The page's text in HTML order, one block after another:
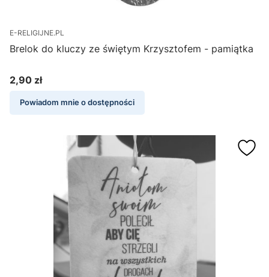
E-RELIGIJNE.PL
Brelok do kluczy ze świętym Krzysztofem - pamiątka
Cena
2,90 zł
Powiadom mnie o dostępności